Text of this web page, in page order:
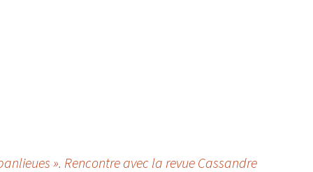
». Rencontre avec la revue Cassandre